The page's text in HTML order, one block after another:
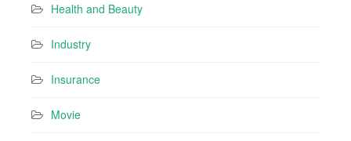
Health and Beauty
Industry
Insurance
Movie